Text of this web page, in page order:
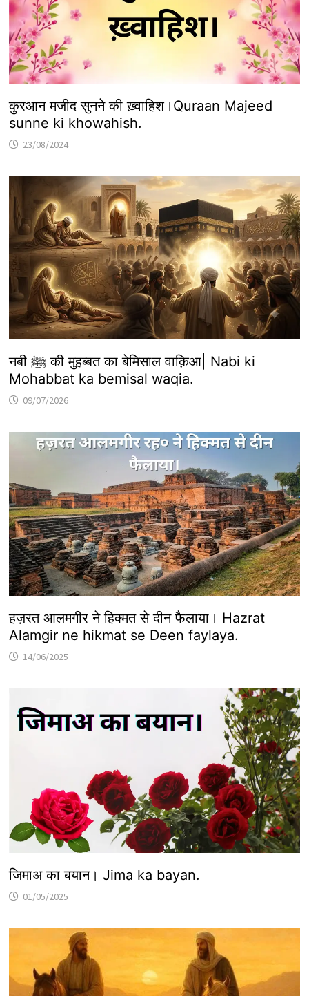
कुरआन मजीद सुनने की ख़्वाहिश।Quraan Majeed
sunne ki khowahish.
23/08/2024
नबी ﷺ की मुहब्बत का बेमिसाल वाक़िआ| Nabi ki
Mohabbat ka bemisal waqia.
09/07/2026
हज़रत आलमगीर ने हिक्मत से दीन फैलाया। Hazrat
Alamgir ne hikmat se Deen faylaya.
14/06/2025
जिमाअ का बयान। Jima ka bayan.
01/05/2025